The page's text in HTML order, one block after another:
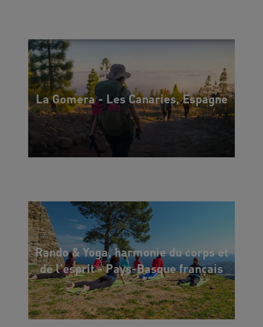
La Gomera - Les Canaries, Espagne
Rando & Yoga, harmonie du corps et
de l'esprit - Pays-Basque français